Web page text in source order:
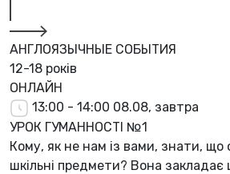
АНГЛОЯЗЫЧНЫЕ СОБЫТИЯ
12-18 років
ОНЛАЙН
13:00 - 14:00 08.08, завтра
УРОК ГУМАННОСТІ №1
Кому, як не нам із вами, знати, що
шкільні предмети? Вона закладає